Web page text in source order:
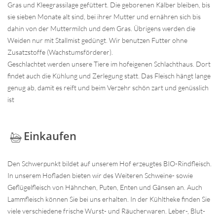
Gras und Kleegrassilage gefüttert. Die geborenen Kälber bleiben, bis
sie sieben Monate alt sind, bei ihrer Mutter und ernähren sich bis
dahin von der Muttermilch und dem Gras. Übrigens werden die
Weiden nur mit Stallmist gedüngt. Wir benutzen Futter ohne
Zusatzstoffe (Wachstumsförderer).
Geschlachtet werden unsere Tiere im hofeigenen Schlachthaus. Dort
findet auch die Kühlung und Zerlegung statt. Das Fleisch hängt lange
genug ab, damit es reift und beim Verzehr schön zart und genüsslich
ist
Einkaufen
Den Schwerpunkt bildet auf unserem Hof erzeugtes BIO-Rindfleisch.
In unserem Hofladen bieten wir des Weiteren Schweine- sowie
Geflügelfleisch von Hähnchen, Puten, Enten und Gänsen an. Auch
Lammfleisch können Sie bei uns erhalten. In der Kühltheke finden Sie
viele verschiedene frische Wurst- und Räucherwaren. Leber-, Blut-